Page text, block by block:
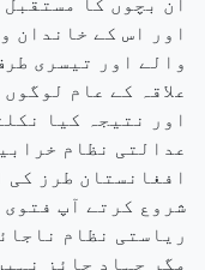
اور اس کے خاندان
والے اور تیسری
علاقہ کے عام
اور نتیجہ کیا
عدالتی نظام
افغانستان طرز کی
شروع کرتے آپ
ریاستی نظام
مگر جہاد جائز